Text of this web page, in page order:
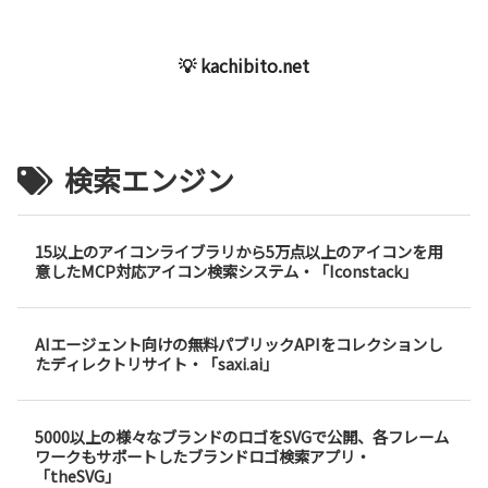
💡 kachibito.net
検索エンジン
15以上のアイコンライブラリから5万点以上のアイコンを用
意したMCP対応アイコン検索システム・「Iconstack」
AIエージェント向けの無料パブリックAPIをコレクションし
たディレクトリサイト・「saxi.ai」
5000以上の様々なブランドのロゴをSVGで公開、各フレーム
ワークもサポートしたブランドロゴ検索アプリ・
「theSVG」